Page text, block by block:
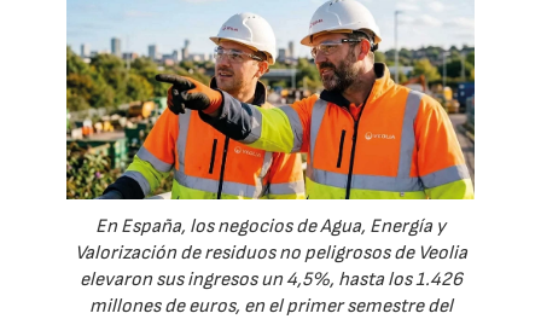
En España, los negocios de Agua, Energía y
Valorización de residuos no peligrosos de Veolia
elevaron sus ingresos un 4,5%, hasta los 1.426
millones de euros, en el primer semestre del